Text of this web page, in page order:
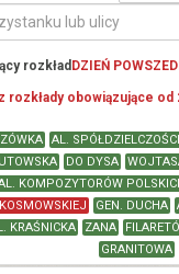
rozkład DZIEŃ
rozkłady obowiązujące od
AL.
DO DYSA
KOMPOZYTORÓW
KOSMOWSKIEJ
GEN. DUCHA
KRAŚNICKA
ZANA
GRANITOWA